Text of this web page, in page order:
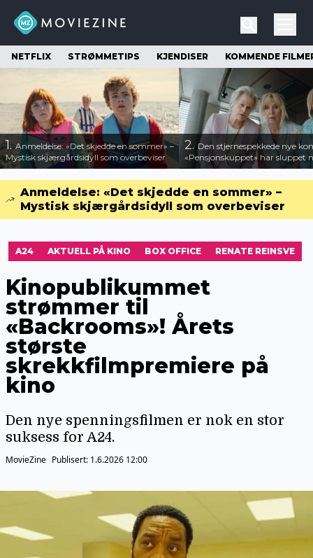
NETFLIX STRØMMETIPS KJENDISER KOMMENDE
1.Anmeldelse: «Det skjedde en sommer» –
Mystisk skjærgårdsidyll som overbeviser
2. Den stjernespekkede nye
«Pensjonskuppet» har sluppet
Anmeldelse: «Det skjedde en sommer» –
Mystisk skjærgårdsidyll som overbeviser
A24 AKTUELL PÅ KINO BOX OFFICE RENATE REINSVE
Kinopublikummet
strømmer til
«Backrooms»! Årets
største
skrekkfilmpremiere på
kino
Den nye spenningsfilmen er nok en stor
suksess for A24.
MovieZine Publisert: 1.6.2026 12:00